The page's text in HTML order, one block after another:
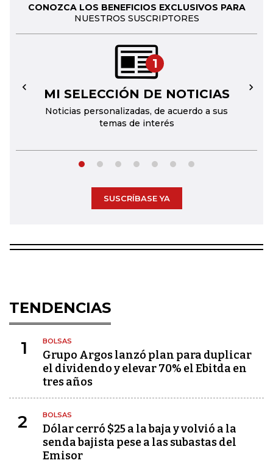
CONOZCA LOS BENEFICIOS EXCLUSIVOS PARA
NUESTROS SUSCRIPTORES
1
MI SELECCIÓN DE NOTICIAS
Noticias personalizadas, de acuerdo a sus
temas de interés
← →
SUSCRÍBASE YA
TENDENCIAS
1 BOLSAS
Grupo Argos lanzó plan para duplicar
el dividendo y elevar 70% el Ebitda en
tres años
2 BOLSAS
Dólar cerró $25 a la baja y volvió a la
senda bajista pese a las subastas del
Emisor